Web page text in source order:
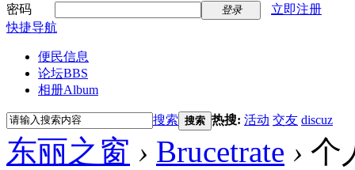
密码
登录
立即注册
快捷导航
便民信息
论坛BBS
相册Album
搜索 搜索 热搜: 活动 交友 discuz
东丽之窗 › Brucetrate › 个